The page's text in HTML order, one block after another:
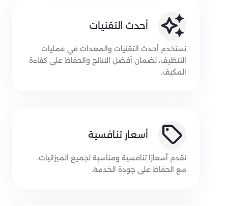
أحدث التقنيات
نستخدم أحدث التقنيات والمعدات في عمليات
التنظيف، لضمان أفضل النتائج والحفاظ على كفاءة
المكيف.
أسعار تنافسية
نقدم أسعارًا تنافسية ومناسبة لجميع الميزانيات،
مع الحفاظ على جودة الخدمة.